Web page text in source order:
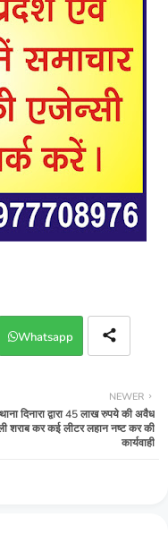
Whatsapp
NEWER
दिनारा द्वारा 45 लाख रुपये की अवैध
शराब कर कई लीटर लहान नष्ट कर की
कार्यवाही